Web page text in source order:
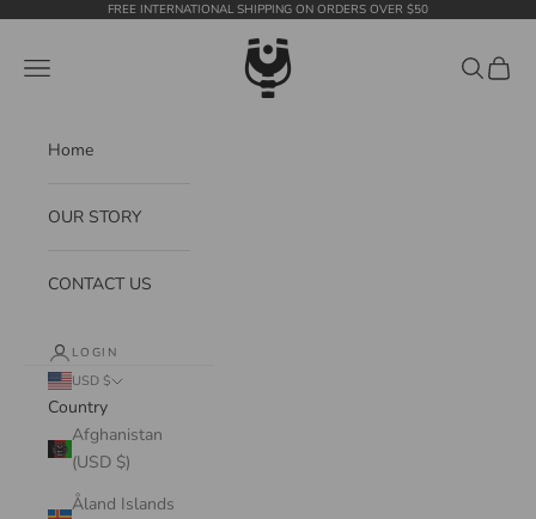
Skip to contentFREE INTERNATIONAL SHIPPING ON ORDERS OVER $50
WildTension
Navigation menu Search
Cart
Home
OUR STORY
CONTACT US
LOGIN
USD $
Country
Afghanistan
(USD $)
Åland Islands